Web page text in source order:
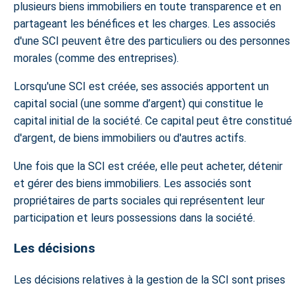
plusieurs biens immobiliers en toute transparence et en
partageant les bénéfices et les charges. Les associés
d'une SCI peuvent être des particuliers ou des personnes
morales (comme des entreprises).
Lorsqu'une SCI est créée, ses associés apportent un
capital social (une somme d’argent) qui constitue le
capital initial de la société. Ce capital peut être constitué
d'argent, de biens immobiliers ou d'autres actifs.
Une fois que la SCI est créée, elle peut acheter, détenir
et gérer des biens immobiliers. Les associés sont
propriétaires de parts sociales qui représentent leur
participation et leurs possessions dans la société.
Les décisions
Les décisions relatives à la gestion de la SCI sont prises